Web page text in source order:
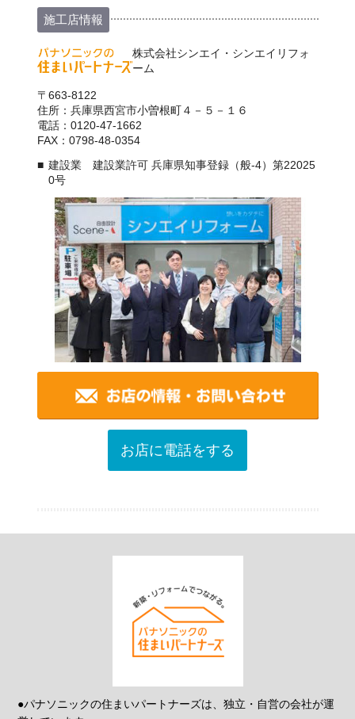
施工店情報
株式会社シンエイ・シンエイリフォ
ーム
〒663-8122
住所：兵庫県西宮市小曽根町４－５－１６
電話：0120-47-1662
FAX：0798-48-0354
建設業 建設業許可 兵庫県知事登録（般-4）第22025
0号
お店に電話をする
●パナソニックの住まいパートナーズは、独立・自営の会社が運